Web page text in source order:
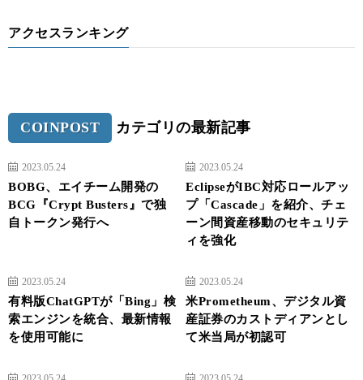
アクセスランキング
COINPOST カテゴリの最新記事
2023.05.24
BOBG、エイチーム開発の
BCG『Crypt Busters』で独
自トークン発行へ
2023.05.24
EclipseがIBC対応ロールアッ
プ「Cascade」を紹介、チェ
ーン間資産移動のセキュリテ
ィを強化
2023.05.24
有料版ChatGPTが「Bing」検
索エンジンを統合、最新情報
を使用可能に
2023.05.24
米Prometheum、デジタル資
産証券のカストディアンとし
て米当局が初認可
2023.05.24 2023.05.24